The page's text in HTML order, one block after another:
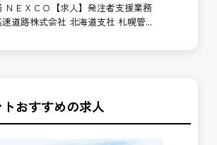
ＮＥＸＣＯ【求人】発注者支援業務
道路株式会社 北海道支社 札幌管
おすすめの求人